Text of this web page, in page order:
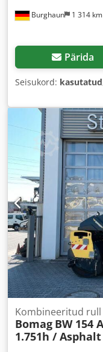
Burghaun 1 314 km
Pärida
Seisukord: kasutatud
Kombineeritud rull
Bomag BW 154
1.751h /